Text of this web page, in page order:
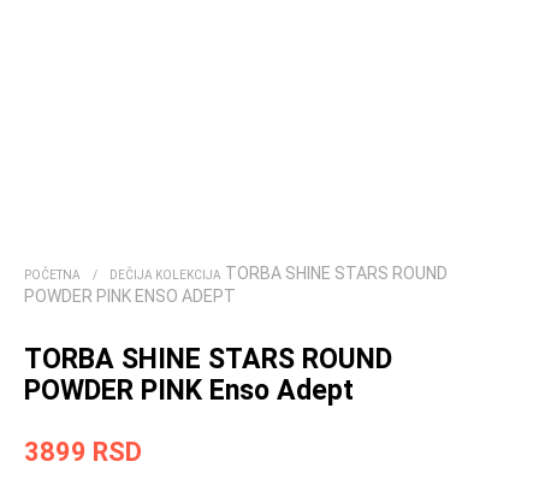
POČETNA / DEČIJA KOLEKCIJA TORBA SHINE STARS ROUND
POWDER PINK ENSO ADEPT
TORBA SHINE STARS ROUND
POWDER PINK Enso Adept
3899 RSD